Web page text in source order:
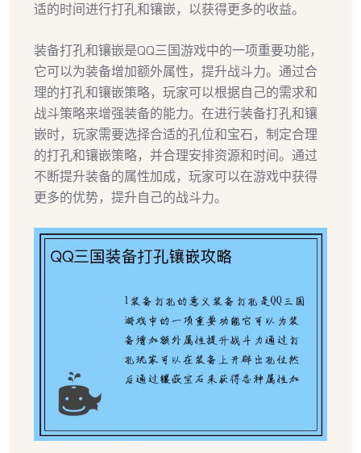
适的时间进行打孔和镶嵌，以获得更多的收益。
装备打孔和镶嵌是QQ三国游戏中的一项重要功能，
它可以为装备增加额外属性，提升战斗力。通过合
理的打孔和镶嵌策略，玩家可以根据自己的需求和
战斗策略来增强装备的能力。在进行装备打孔和镶
嵌时，玩家需要选择合适的孔位和宝石，制定合理
的打孔和镶嵌策略，并合理安排资源和时间。通过
不断提升装备的属性加成，玩家可以在游戏中获得
更多的优势，提升自己的战斗力。